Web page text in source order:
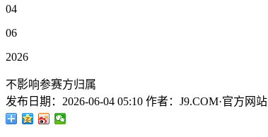
04
06
2026
不影响参赛方归属
发布日期： 2026-06-04 05:10 作者： J9.COM·官方网站